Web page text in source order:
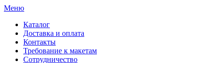
Меню
Каталог
Доставка и оплата
Контакты
Требование к макетам
Сотрудничество